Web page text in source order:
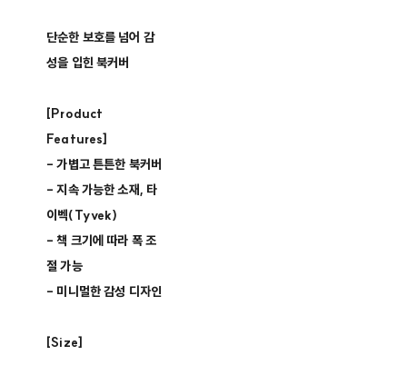
단순한 보호를 넘어 감
성을 입힌 북커버
[Product
Features]
- 가볍고 튼튼한 북커버
- 지속 가능한 소재, 타
이벡(Tyvek)
- 책 크기에 따라 폭 조
절 가능
- 미니멀한 감성 디자인
[Size]